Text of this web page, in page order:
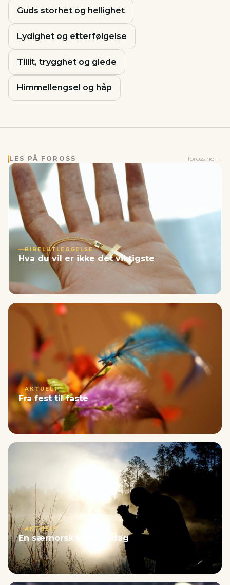
Guds storhet og hellighet
Lydighet og etterfølgelse
Tillit, trygghet og glede
Himmellengsel og håp
LES PÅ FOROSS foross.no →
BIBELUTLEGGELSE
Hva du vil er ikke det viktigste
AKTUELT
Fra fest til faste
AKTUELT
En særnorsk kirkeårsdag